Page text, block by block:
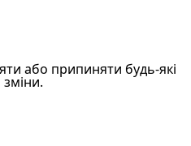
або припиняти будь-які